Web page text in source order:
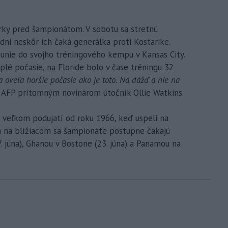
pred šampionátom. V sobotu sa stretnú
neskôr ich čaká generálka proti Kostarike.
do svojho tréningového kempu v Kansas City.
počasie, na Floride bolo v čase tréningu 32
oveľa horšie počasie ako je toto. Na dážď a nie na
prítomným novinárom útočník Ollie Watkins.
podujatí od roku 1966, keď uspeli na
na blížiacom sa šampionáte postupne čakajú
Ghanou v Bostone (23. júna) a Panamou na